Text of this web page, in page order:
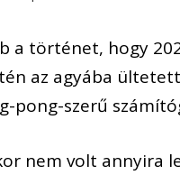
a történet, hogy
az agyába
pong-szerű
nem volt annyira